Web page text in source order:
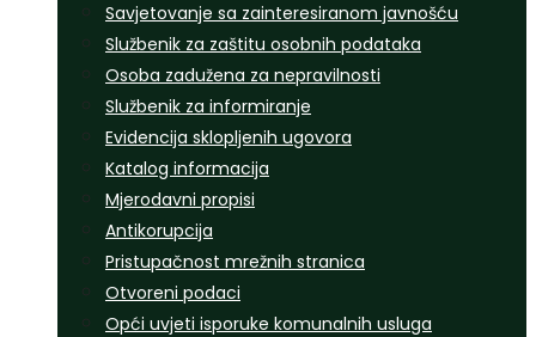
Savjetovanje sa zainteresiranom javnošću
Službenik za zaštitu osobnih podataka
Osoba zadužena za nepravilnosti
Službenik za informiranje
Evidencija sklopljenih ugovora
Katalog informacija
Mjerodavni propisi
Antikorupcija
Pristupačnost mrežnih stranica
Otvoreni podaci
Opći uvjeti isporuke komunalnih usluga